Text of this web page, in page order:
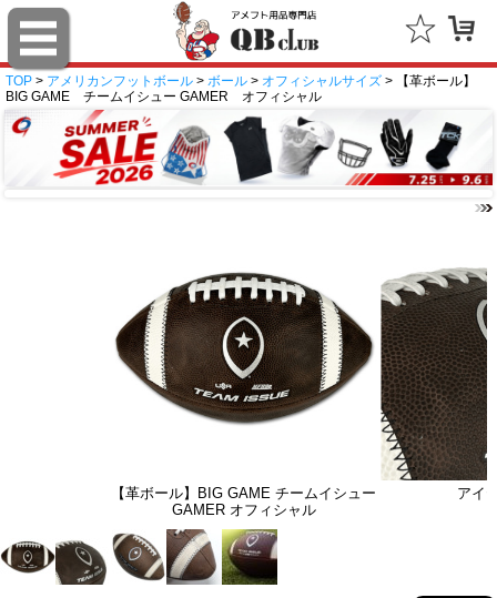
TOP > アメリカンフットボール > ボール > オフィシャルサイズ > 【革ボール】
BIG GAME チームイシュー GAMER オフィシャル
【革ボール】BIG GAME チームイシュー
GAMER オフィシャル
アイ